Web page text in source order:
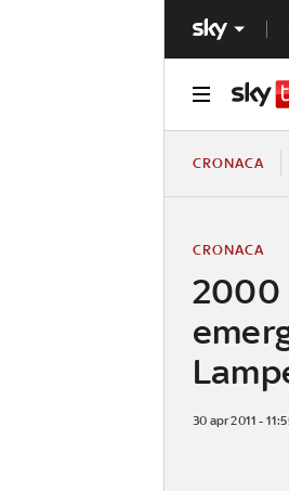
CRONACA
2000
CRONACA
30 apr 2011 -